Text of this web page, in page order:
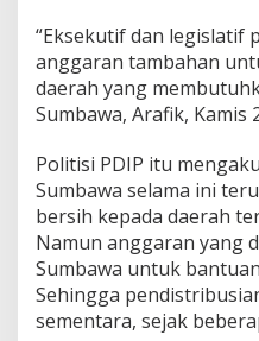
L
g
i
s
a
i
f
-
E
k
s
e
“Eksekutif dan legislatif
anggaran tambahan
daerah yang
Sumbawa, Arafik, Kamis
Politisi PDIP itu
Sumbawa selama ini
bersih kepada daerah
Namun anggaran yang
Sumbawa untuk
Sehingga
sementara, sejak